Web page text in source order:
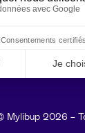
Mylibup 2026 –